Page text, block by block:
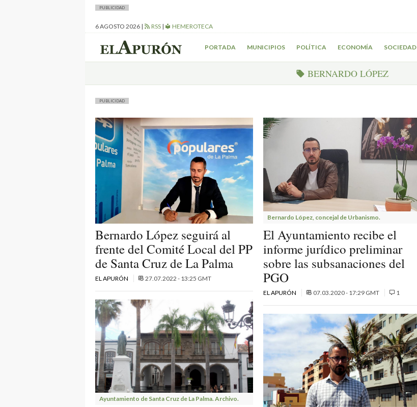
PUBLICIDAD
6 AGOSTO 2026 | RSS | HEMEROTECA
PORTADA MUNICIPIOS POLÍTICA ECONOMÍA SOCIEDAD
BERNARDO LÓPEZ
PUBLICIDAD
Bernardo López seguirá al
frente del Comité Local del PP
de Santa Cruz de La Palma
EL APURÓN 27.07.2022 - 13:25 GMT
Ayuntamiento de Santa Cruz de La Palma. Archivo.
Bernardo López, concejal de Urbanismo.
El Ayuntamiento recibe el
informe jurídico preliminar
sobre las subsanaciones del
PGO
EL APURÓN 07.03.2020 - 17:29 GMT 1